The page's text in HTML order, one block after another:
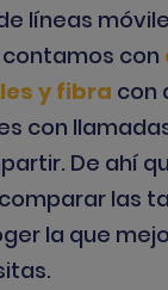
líneas
contamos con
y fibra con
con
De ahí
comparar las
la que